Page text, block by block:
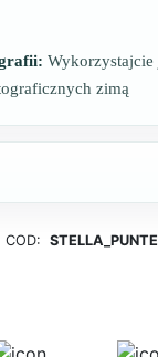
Wykorzystajcie
zimą
COD: STELLA_PUNTE